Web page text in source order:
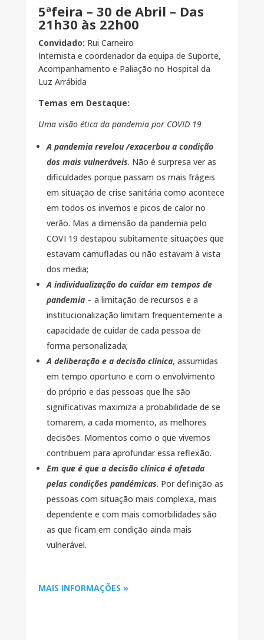
5ªfeira – 30 de Abril – Das
21h30 às 22h00
Convidado: Rui Carneiro
Internista e coordenador da equipa de Suporte,
Acompanhamento e Paliação no Hospital da
Luz Arrábida
Temas em Destaque:
Uma visão ética da pandemia por COVID 19
A pandemia revelou /exacerbou a condição
dos mais vulneráveis. Não é surpresa ver as
dificuldades porque passam os mais frágeis
em situação de crise sanitária como acontece
em todos os invernos e picos de calor no
verão. Mas a dimensão da pandemia pelo
COVI 19 destapou subitamente situações que
estavam camufladas ou não estavam à vista
dos media;
A individualização do cuidar em tempos de
pandemia– a limitação de recursos e a
institucionalização limitam frequentemente a
capacidade de cuidar de cada pessoa de
forma personalizada;
A deliberação e a decisão clínica, assumidas
em tempo oportuno e com o envolvimento
do próprio e das pessoas que lhe são
significativas maximiza a probabilidade de se
tomarem, a cada momento, as melhores
decisões. Momentos como o que vivemos
contribuem para aprofundar essa reflexão.
Em que é que a decisão clínica é afetada
pelas condições pandémicas. Por definição as
pessoas com situação mais complexa, mais
dependente e com mais comorbilidades são
as que ficam em condição ainda mais
vulnerável.
‌MAIS INFORMAÇÕES »